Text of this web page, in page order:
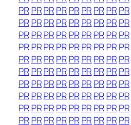
PRPRPRPRPR PRPRPRPR
PRPRPRPRPR PRPRPRPR
PRPRPRPRPR PRPRPRPR
PRPRPRPRPR PRPRPRPR
PRPRPRPRPR PRPRPRPR
PRPRPRPRPR PRPRPRPR
PRPRPRPRPR PRPRPRPR
PRPRPRPRPR PRPRPRPR
PRPRPRPRPR PRPRPRPR
PRPRPRPRPR PRPRPRPR